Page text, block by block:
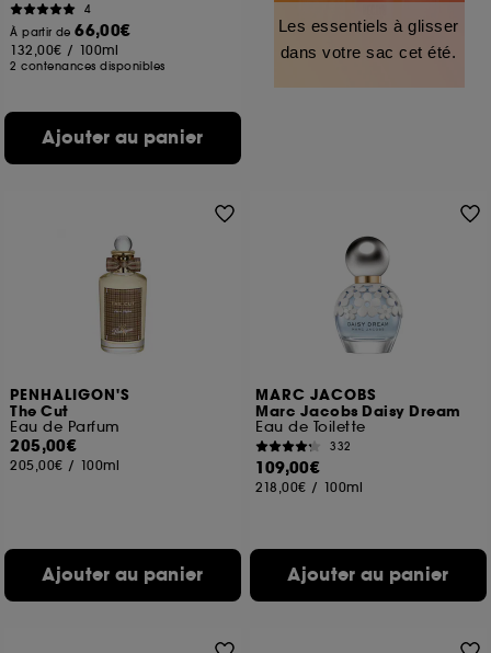
4
À partir de66,00€
132,00€ / 100ml
2 contenances disponibles
Ajouter au panier
Les essentiels à glisser
dans votre sac cet été.
PENHALIGON'S
The Cut
Eau de Parfum
205,00€
205,00€ / 100ml
Ajouter au panier
MARC JACOBS
Marc Jacobs Daisy Dream
Eau de Toilette
332
109,00€
218,00€ / 100ml
Ajouter au panier